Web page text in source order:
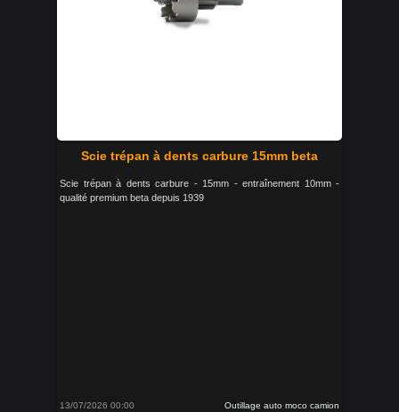
Scie trépan à dents carbure 15mm beta
Scie trépan à dents carbure - 15mm - entraînement 10mm -
qualité premium beta depuis 1939
13/07/2026 00:00 Outillage auto moco camion